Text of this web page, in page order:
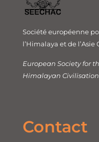
Société européenne
l’Himalaya et de l’Asie
European Society for
Himalayan
Contact